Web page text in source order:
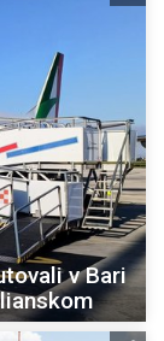
v Bari